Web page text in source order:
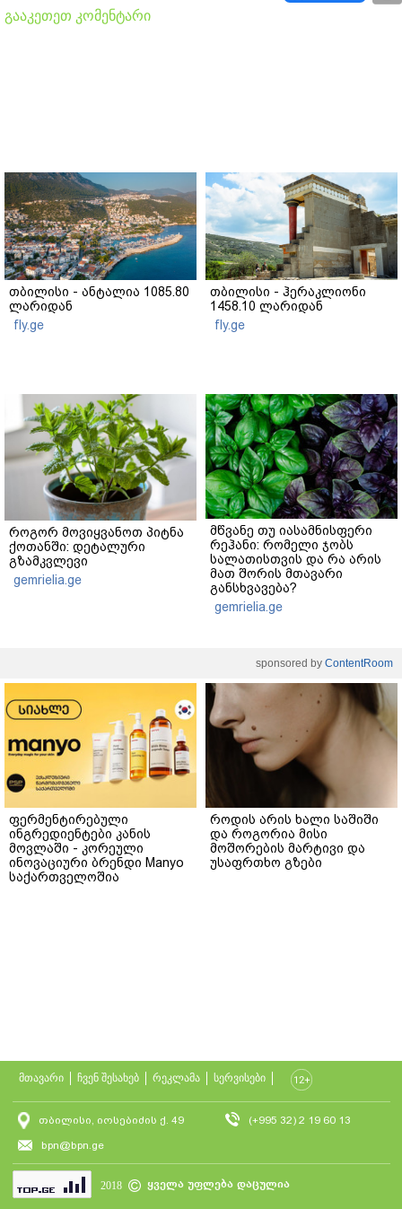
გააკეთეთ კომენტარი
თბილისი - ანტალია 1085.80
ლარიდან
fly.ge
თბილისი - ჰერაკლიონი
1458.10 ლარიდან
fly.ge
როგორ მოვიყვანოთ პიტნა
ქოთანში: დეტალური
გზამკვლევი
gemrielia.ge
მწვანე თუ იასამნისფერი
რეჰანი: რომელი ჯობს
სალათისთვის და რა არის
მათ შორის მთავარი
განსხვავება?
gemrielia.ge
sponsored by ContentRoom
ფერმენტირებული
ინგრედიენტები კანის
მოვლაში - კორეული
ინოვაციური ბრენდი Manyo
საქართველოშია
როდის არის ხალი საშიში
და როგორია მისი
მოშორების მარტივი და
უსაფრთხო გზები
მთავარი ჩვენ შესახებ რეკლამა სერვისები
თბილისი, იოსებიძის ქ. 49
(+995 32) 2 19 60 13
bpn@bpn.ge
2018 ყველა უფლება დაცულია